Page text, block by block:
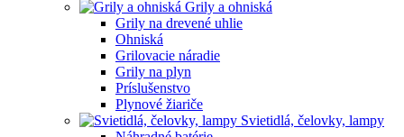
Grily a ohniská
Grily na drevené uhlie
Ohniská
Grilovacie náradie
Grily na plyn
Príslušenstvo
Plynové žiariče
Svietidlá, čelovky, lampy